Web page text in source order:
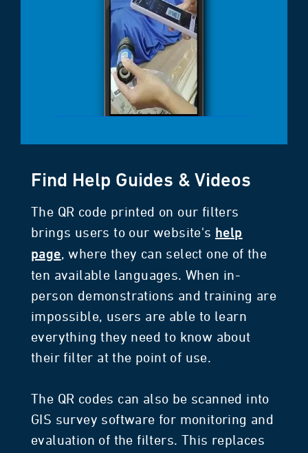
Find Help Guides & Videos
The QR code printed on our filters
brings users to our website's help
page, where they can select one of the
ten available languages. When in-
person demonstrations and training are
impossible, users are able to learn
everything they need to know about
their filter at the point of use.
The QR codes can also be scanned into
GIS survey software for monitoring and
evaluation of the filters. This replaces